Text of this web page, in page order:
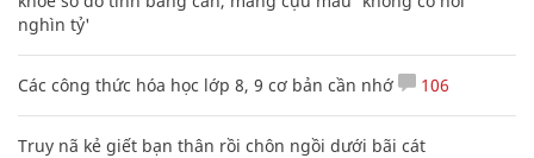
nghìn tỷ'
Các công thức hóa học lớp 8, 9 cơ bản cần nhớ 106
Truy nã kẻ giết bạn thân rồi chôn ngồi dưới bãi cát